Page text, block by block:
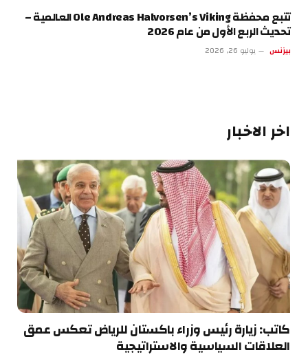
تتبع محفظة Ole Andreas Halvorsen’s Viking العالمية –
تحديث الربع الأول من عام 2026
بيزنس يوليو 26, 2026
اخر الاخبار
كاتب: زيارة رئيس وزراء باكستان للرياض تعكس عمق
العلاقات السياسية والاستراتيجية